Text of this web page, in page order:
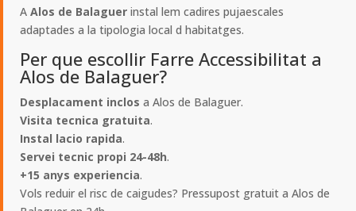
A Alos de Balaguer instal lem cadires pujaescales
adaptades a la tipologia local d habitatges.
Per que escollir Farre Accessibilitat a
Alos de Balaguer?
Desplacament inclos a Alos de Balaguer.
Visita tecnica gratuita.
Instal lacio rapida.
Servei tecnic propi 24-48h.
+15 anys experiencia.
Vols reduir el risc de caigudes? Pressupost gratuit a Alos de